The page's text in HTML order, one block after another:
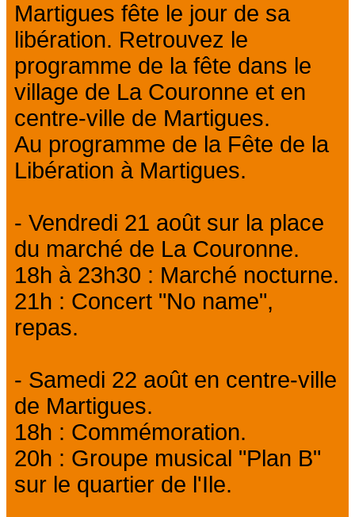
Martigues fête le jour de sa
libération. Retrouvez le
programme de la fête dans le
village de La Couronne et en
centre-ville de Martigues.
Au programme de la Fête de la
Libération à Martigues.
- Vendredi 21 août sur la place
du marché de La Couronne.
18h à 23h30 : Marché nocturne.
21h : Concert "No name",
repas.
- Samedi 22 août en centre-ville
de Martigues.
18h : Commémoration.
20h : Groupe musical "Plan B"
sur le quartier de l'Ile.